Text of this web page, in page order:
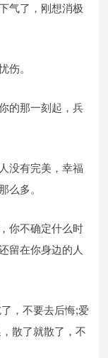
气了，刚想消极
伤。
的那一刻起，兵
没有完美，幸福
么多。
你不确定什么时
留在你身边的人
，不要去后悔;爱
散了就散了，不